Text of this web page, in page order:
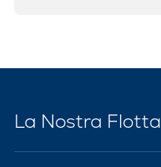
La Nostra Flotta